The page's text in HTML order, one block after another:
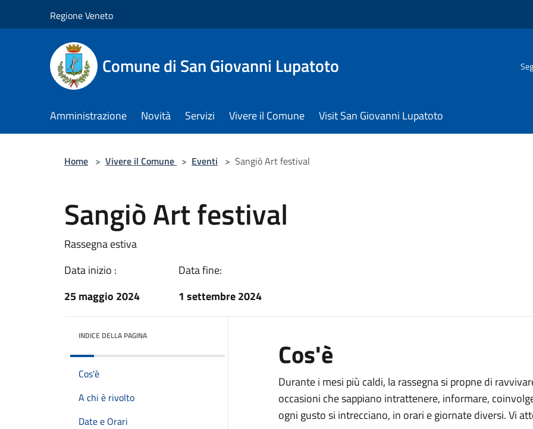
Regione Veneto
Comune di San Giovanni Lupatoto
Amministrazione Novità Servizi Vivere il Comune Visit San Giovanni Lupatoto
Home > Vivere il Comune > Eventi > Sangiò Art festival
Sangiò Art festival
Rassegna estiva
Data inizio :
25 maggio 2024
Data fine:
1 settembre 2024
INDICE DELLA PAGINA
Cos'è
A chi è rivolto
Date e Orari
Cos'è
Durante i mesi più caldi, la rassegna si propne di
occasioni che sappiano intrattenere, informare,
ogni gusto si intrecciano, in orari e giornate diversi. Vi